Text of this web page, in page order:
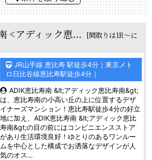
<アディック恵... [間取りは1R～に
JR山手線 恵比寿 駅徒歩4分｜東京メト
ロ日比谷線恵比寿駅徒歩4分｜
ADIK恵比寿南 &lt;アディック恵比寿南&gt;
は、恵比寿南の小高い丘の上に位置するデザ
イナーズマンション！恵比寿駅徒歩4分の好立
地に加え、ADIK恵比寿南 &lt;アディック恵比
寿南&gt;の目の前にはコンビニエンスストア
があり生活環境良好！ゆとりのあるワンルー
ムを中心とした構成でお洒落なデザインが人
気のオス…